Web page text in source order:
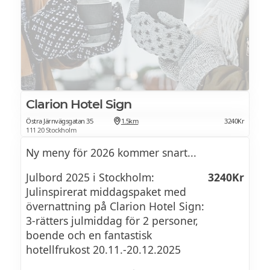
Rocky Road
En lyxig fransk dessert med en
perfekt karamelliserad yta
Kärleksmums
Se veckans lunchmeny >>
Lax
Inkokt lax
Gravad lax
Kallrökt lax
Varmrökt lax
Ägghalvor
Sikrom och creme fraiche
Räkor och majonnäs
Röror/Sallader
Luciakonsert på Fotografiska 13 december
kl 19. Öppen för alla!
Clarion Hotel Sign
Östra Järnvägsgatan 35
111 20 Stockholm
1.5km 3240Kr
Ny meny för 2026 kommer snart...
Julbord 2025 i Stockholm:
Julinspirerat middagspaket med
övernattning på Clarion Hotel Sign:
3-rätters julmiddag för 2 personer,
boende och en fantastisk
hotellfrukost 20.11.-20.12.2025
3240Kr